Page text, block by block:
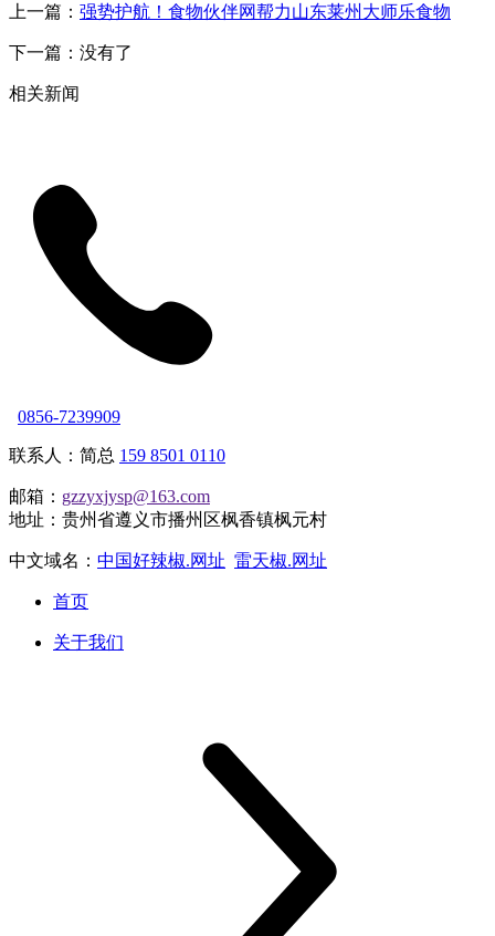
上一篇： 强势护航！食物伙伴网帮力山东莱州大师乐食物
下一篇：没有了
相关新闻
0856-7239909
联系人：简总 159 8501 0110
邮箱： gzzyxjysp@163.com
地址：贵州省遵义市播州区枫香镇枫元村
中文域名： 中国好辣椒.网址 雷天椒.网址
首页
关于我们